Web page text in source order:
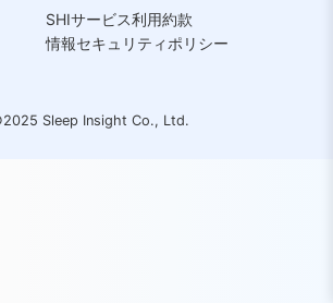
SHIサービス利用約款
情報セキュリティポリシー
Sleep Insight Co., Ltd.